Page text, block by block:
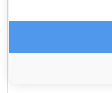
Autonomie en